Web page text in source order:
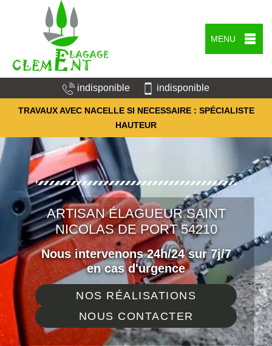
MENU
indisponible indisponible
TRAVAUX AVEC NACELLE SI NECESSAIRE : SPÉCIALISTE
HAUTEUR
ARTISAN ÉLAGUEUR SAINT
NICOLAS DE PORT 54210
Nous intervenons 24h/24 sur 7j/7
en cas d'urgence
NOS RÉALISATIONS
NOUS CONTACTER